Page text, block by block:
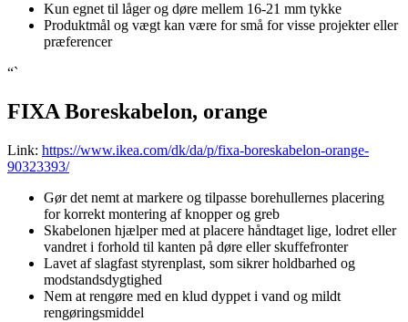
Kun egnet til låger og døre mellem 16-21 mm tykke
Produktmål og vægt kan være for små for visse projekter eller
præferencer
“`
FIXA Boreskabelon, orange
Link: https://www.ikea.com/dk/da/p/fixa-boreskabelon-orange-
90323393/
Gør det nemt at markere og tilpasse borehullernes placering
for korrekt montering af knopper og greb
Skabelonen hjælper med at placere håndtaget lige, lodret eller
vandret i forhold til kanten på døre eller skuffefronter
Lavet af slagfast styrenplast, som sikrer holdbarhed og
modstandsdygtighed
Nem at rengøre med en klud dyppet i vand og mildt
rengøringsmiddel